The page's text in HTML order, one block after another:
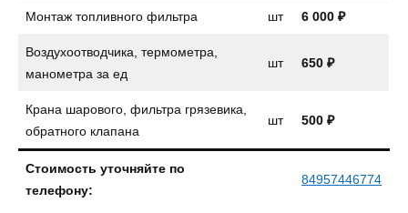
Монтаж топливного фильтра шт 6 000 ₽
Воздухоотводчика, термометра,
манометра за ед
шт 650 ₽
Крана шарового, фильтра грязевика,
обратного клапана
шт 500 ₽
Стоимость уточняйте по
телефону:
84957446774